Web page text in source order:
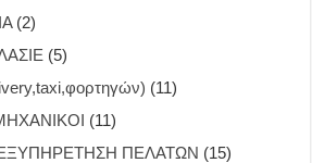
(2)
(5)
(11)
(11)
ΠΕΛΑΤΩΝ (15)